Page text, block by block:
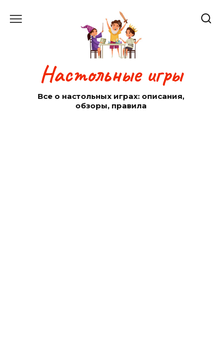
Настольные игры
Все о настольных играх: описания,
обзоры, правила